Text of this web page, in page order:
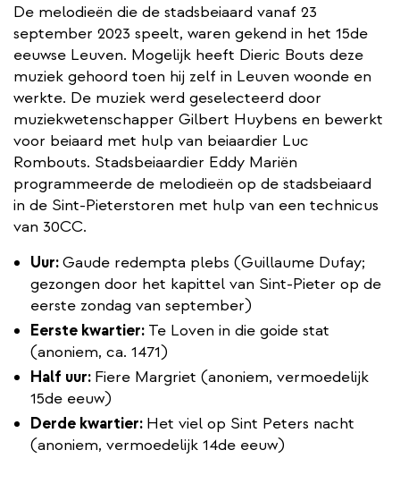
De melodieën die de stadsbeiaard vanaf 23
september 2023 speelt, waren gekend in het 15de
eeuwse Leuven. Mogelijk heeft Dieric Bouts deze
muziek gehoord toen hij zelf in Leuven woonde en
werkte. De muziek werd geselecteerd door
muziekwetenschapper Gilbert Huybens en bewerkt
voor beiaard met hulp van beiaardier Luc
Rombouts. Stadsbeiaardier Eddy Mariën
programmeerde de melodieën op de stadsbeiaard
in de Sint-Pieterstoren met hulp van een technicus
van 30CC.
Uur:Gaude redempta plebs (Guillaume Dufay;
gezongen door het kapittel van Sint-Pieter op de
eerste zondag van september)
Eerste kwartier: Te Loven in die goide stat
(anoniem, ca. 1471)
Half uur: Fiere Margriet (anoniem, vermoedelijk
15de eeuw)
Derde kwartier: Het viel op Sint Peters nacht
(anoniem, vermoedelijk 14de eeuw)